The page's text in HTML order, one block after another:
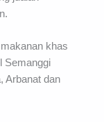
khas
Semanggi
Arbanat dan